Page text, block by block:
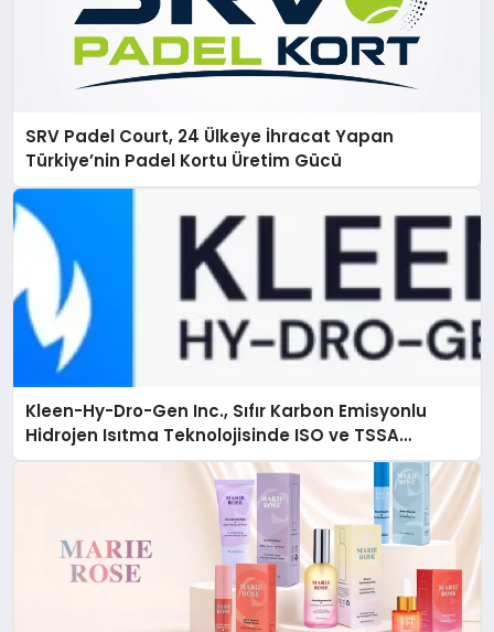
SRV Padel Court, 24 Ülkeye İhracat Yapan
Türkiye’nin Padel Kortu Üretim Gücü
Kleen-Hy-Dro-Gen Inc., Sıfır Karbon Emisyonlu
Hidrojen Isıtma Teknolojisinde ISO ve TSSA
Düzenleyici Onaylarını Aldı